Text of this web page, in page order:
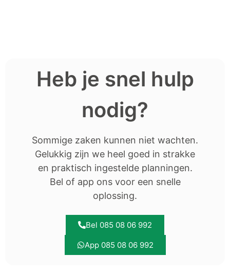
Heb je snel hulp
nodig?
Sommige zaken kunnen niet wachten.
Gelukkig zijn we heel goed in strakke
en praktisch ingestelde planningen.
Bel of app ons voor een snelle
oplossing.
Bel 085 08 06 992
App 085 08 06 992